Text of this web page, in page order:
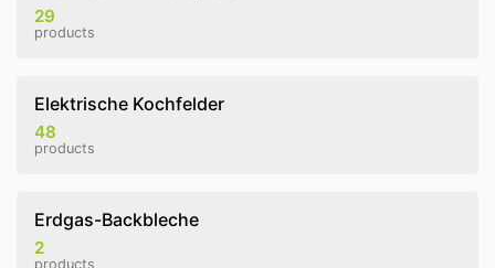
29
products
Elektrische Kochfelder
48
products
Erdgas-Backbleche
2
products